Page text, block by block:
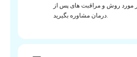
مورد روش و مراقبت های پس از
درمان مشاوره بگیرید.